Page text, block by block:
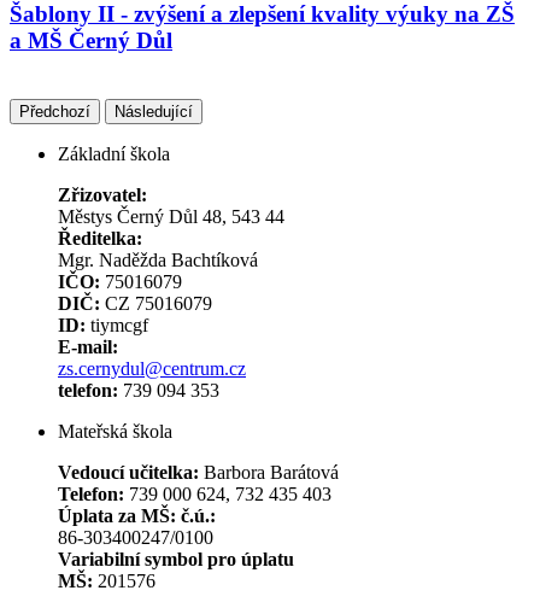
Šablony II - zvýšení a zlepšení kvality výuky na ZŠ
a MŠ Černý Důl
Předchozí Následující
Základní škola
Zřizovatel:
Městys Černý Důl 48, 543 44
Ředitelka:
Mgr. Naděžda Bachtíková
IČO: 75016079
DIČ: CZ 75016079
ID: tiymcgf
E-mail:
zs.cernydul@centrum.cz
telefon: 739 094 353
Mateřská škola
Vedoucí učitelka: Barbora Barátová
Telefon: 739 000 624, 732 435 403
Úplata za MŠ: č.ú.:
86-303400247/0100
Variabilní symbol pro úplatu
MŠ: 201576